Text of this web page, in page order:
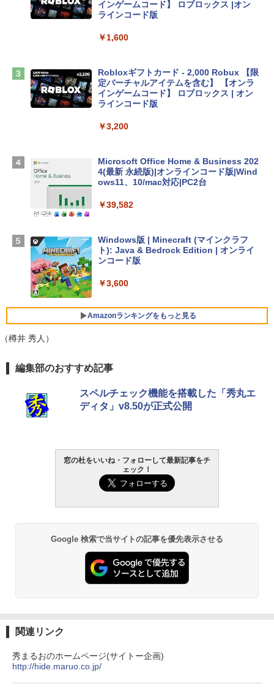
tomtoc 360°保護 15.6 16インチ パソコ
ンケース Dell NEC Lavie ASUS HP dyna
Apple 2026 MacBook Air M5チップ搭載
13インチノートブック：AIとApple Intell
igence、13.6インチLiquid Retinaディ
TB SSDストレージ、12MPセンターフレ
￥278,800
【Amazon.co.jp限定】 HP ノートパソコ
￥129,800
FMV ノートパソコン WE1-K3 (MS 365 P
VWK3E15W_AZ
インゲームコード】 ロブロックス |オン
ラインコード版
￥1,600
Robloxギフトカード - 2,000 Robux 【限
定バーチャルアイテムを含む】 【オンラ
インゲームコード】 ロブロックス | オン
ラインコード版
￥3,200
Microsoft Office Home & Business 202
4(最新 永続版)|オンラインコード版|Wind
ows11、10/mac対応|PC2台
￥39,582
Windows版 | Minecraft (マインクラフ
ト): Java & Bedrock Edition | オンライ
ンコード版
￥3,600
Amazonランキングをもっと見る
生成AIパスポート公式テキスト 第４版
￥1,766
￥1,292
方 マニュアル AI副業にもコンテンツ作成
にもKindle出版にも！ 非エンジニアのた
めのAIコーディング入門シリーズ
￥99
￥480
Amazon Kindle - 目に優しい、かさばら
続バッテリー、6インチディスプレイ電子
書籍リーダー、マッチャ、16GB、広告な
し
Kindle Paperwhite シグニチャーエディ
ション (32GB) 7インチディスプレイ、明
るさ自動調整、色調調節ライト、12週間
ブラック
Amazon Kindle Paperwhite (16GB) 7イ
ンチディスプレイ、色調調節ライト、12
週間持続バッテリー、広告なし、ブラッ
Amazon Kindle Colorsoft | 16GBストレ
ージ、防水、7インチカラーディスプレ
テリー、広告無し、ブラック (2025年発
（樽井 秀人）
編集部のおすすめ記事
スペルチェック機能を搭載した「秀丸エ
ディタ」v8.50が正式公開
窓の杜をいいね・フォローして最新記事をチ
ェック！
Google 検索で当サイトの記事を優先表示させる
関連リンク
秀まるおのホームページ(サイトー企画)
http://hide.maruo.co.jp/